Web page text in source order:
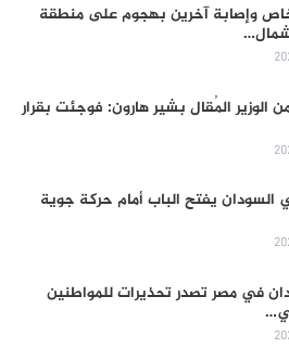
4 أشخاص وإصابة آخرين بهجوم على منطقة
الوزير المُقال بشير هارون: فوجئت بقرار
السودان يفتح الباب أمام حركة جوية
في مصر تصدر تحذيرات للمواطنين